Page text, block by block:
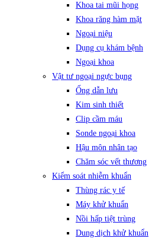
Khoa tai mũi họng
Khoa răng hàm mặt
Ngoại niệu
Dụng cụ khám bệnh
Ngoại khoa
Vật tư ngoại ngực bụng
Ống dẫn lưu
Kim sinh thiết
Clip cầm máu
Sonde ngoại khoa
Hậu môn nhân tạo
Chăm sóc vết thương
Kiểm soát nhiễm khuẩn
Thùng rác y tế
Máy khử khuẩn
Nồi hấp tiệt trùng
Dung dịch khử khuẩn